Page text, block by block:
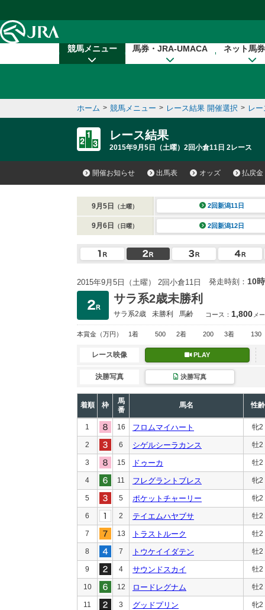
競馬メニュー 馬券・JRA-UMACA ネット馬
ホーム > 競馬メニュー > レース結果 開催選択 > レ
レース結果
2015年9月5日（土曜）2回小倉11日 2レース
開催お知らせ 出馬表 オッズ 払戻金
9月5日 （土曜） 2回新潟11日
9月6日 （日曜） 2回新潟12日
2015年9月5日（土曜） 2回小倉11日 発走時刻： 10
サラ系2歳未勝利
サラ系2歳 未勝利 馬齢 コース： 1,800 メ
本賞金 （万円） 1着 500 2着 200 3着 130
レース映像 PLAY
決勝写真 決勝写真
着順 枠
馬
番
馬名 性齢
1 16 フロムマイハート 牝2
2 6 シゲルシーラカンス 牡2
3 15 ドゥーカ 牡2
4 11 フレグラントブレス 牝2
5 5 ポケットチャーリー 牝2
6 2 テイエムハヤブサ 牡2
7 13 トラストルーク 牡2
8 7 トウケイイダテン 牡2
9 4 サウンドスカイ 牡2
10 12 ロードレグナム 牡2
11 3 グッドプリン 牝2